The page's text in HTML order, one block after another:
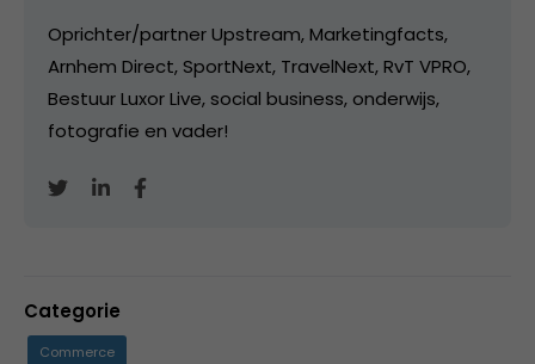
Oprichter/partner Upstream, Marketingfacts,
Arnhem Direct, SportNext, TravelNext, RvT VPRO,
Bestuur Luxor Live, social business, onderwijs,
fotografie en vader!
Categorie
Commerce